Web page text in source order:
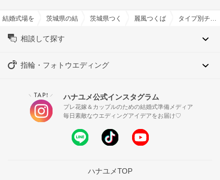
結婚式場を探すならハナユメ
茨城県の結婚式場一覧茨城県つくば市の結婚式場一覧
麗風つくば シーズンズテラ
相談して探す
指輪・フォトウエディング
＼ TAP! ／ ハナユメ公式インスタグラム
プレ花嫁＆カップルのための結婚式準備メディア
毎日素敵なウエディングアイデアをお届け♡
ハナユメTOP